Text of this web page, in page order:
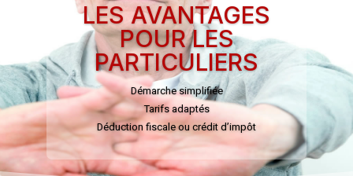
LES AVANTAGES
POUR LES
PARTICULIERS
Démarche simplifiée
Tarifs adaptés
Déduction fiscale ou crédit d’impôt